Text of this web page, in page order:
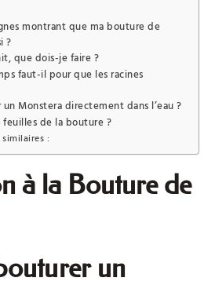
montrant que ma bouture de
?
que dois-je faire ?
faut-il pour que les racines
Monstera directement dans l’eau ?
de la bouture ?
:
à la Bouture de
un